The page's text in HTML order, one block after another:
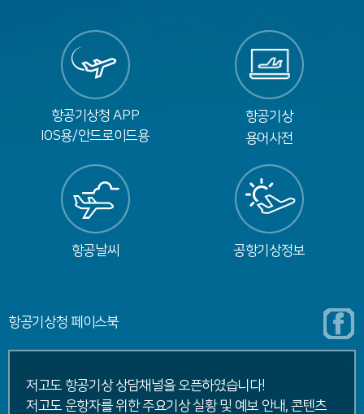
항공기상청 APP
IOS용/안드로이드용
항공기상
용어사전
항공날씨 공항기상정보
항공기상청 페이스북
저고도 항공기상 상담채널을 오픈하였습니다!
저고도 운항자를 위한 주요기상 실황 및 예보 안내, 콘텐츠